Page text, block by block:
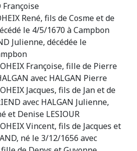
Françoise
René, fils de Cosme et de
le 4/5/1670 à Campbon
Julienne, décédée le
Françoise, fille de Pierre
avec HALGAN Pierre
Jacques, fils de Jan et de
avec HALGAN Julienne,
et Denise LESIOUR
Vincent, fils de Jacques et
né le 3/12/1656 avec